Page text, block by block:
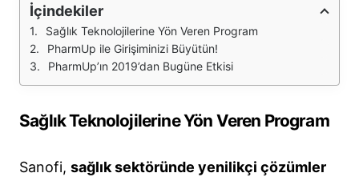
İçindekiler
Sağlık Teknolojilerine Yön Veren Program
PharmUp ile Girişiminizi Büyütün!
PharmUp’ın 2019’dan Bugüne Etkisi
Sağlık Teknolojilerine Yön Veren Program
Sanofi, sağlık sektöründe yenilikçi çözümler